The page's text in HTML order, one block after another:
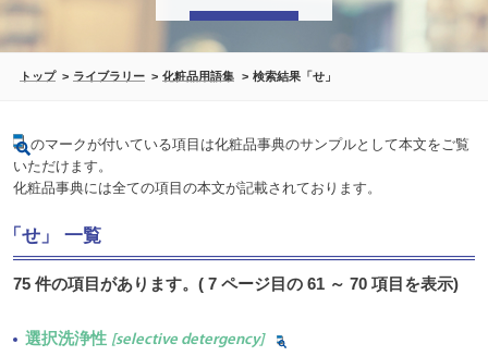
トップ ライブラリー 化粧品用語集 検索結果「せ」
のマークが付いている項目は化粧品事典のサンプルとして本文をご覧
いただけます。
化粧品事典には全ての項目の本文が記載されております。
「せ」 一覧
75 件の項目があります。( 7 ページ目の 61 ～ 70 項目を表示)
選択洗浄性 [selective detergency]